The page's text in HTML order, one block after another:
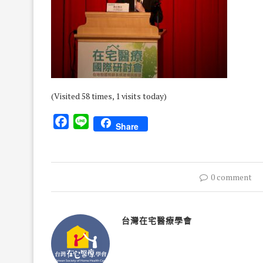
(Visited 58 times, 1 visits today)
Facebook
Line Share
0 comment
台灣在宅醫療學會